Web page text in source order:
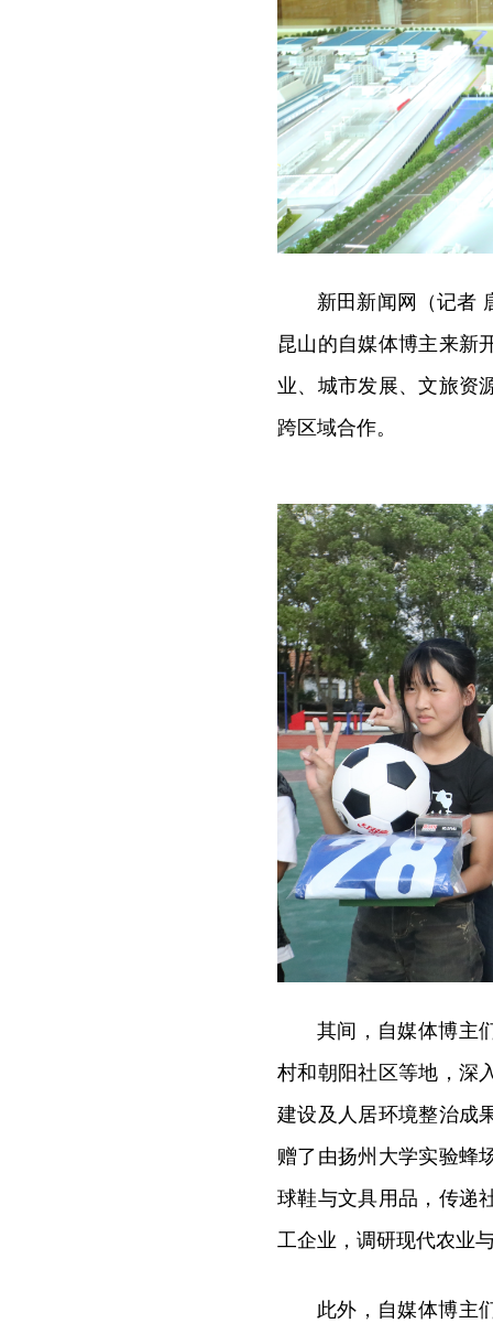
新田新闻网（记者
昆山的自媒体博主来新
业、城市发展、文旅资
跨区域合作。
其间，自媒体博主
村和朝阳社区等地，深
建设及人居环境整治成
赠了由扬州大学实验蜂
球鞋与文具用品，传递
工企业，调研现代农业
此外，自媒体博主